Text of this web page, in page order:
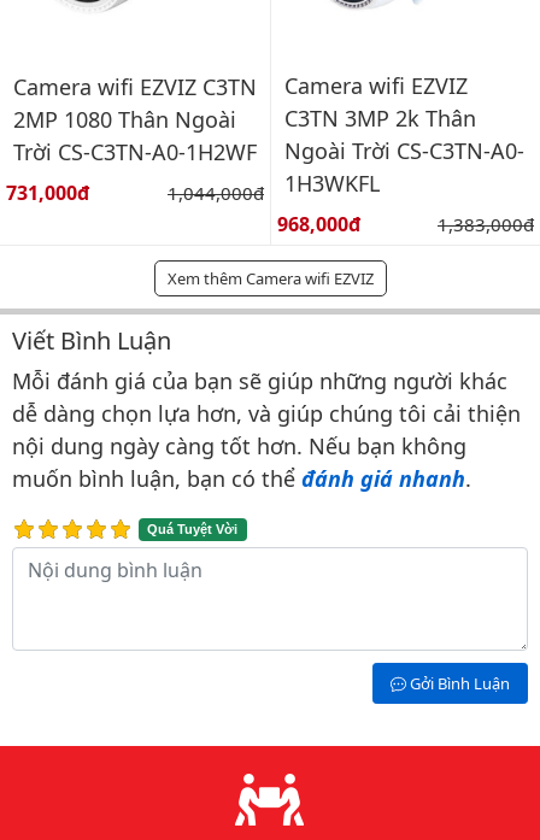
Camera wifi EZVIZ C3TN
2MP 1080 Thân Ngoài
Trời CS-C3TN-A0-1H2WF
Giá bán:
731,000đ Giá gốc:
1,044,000đ
Camera wifi EZVIZ
C3TN 3MP 2k Thân
Ngoài Trời CS-C3TN-A0-
1H3WKFL
Giá bán:
968,000đ Giá gốc:
1,383,000đ
Xem thêm Camera wifi EZVIZ
Bình luận & Đánh giá
Viết Bình Luận
Mỗi đánh giá của bạn sẽ giúp những người khác
dễ dàng chọn lựa hơn, và giúp chúng tôi cải thiện
nội dung ngày càng tốt hơn. Nếu bạn không
muốn bình luận, bạn có thể đánh giá nhanh.
Quá Tuyệt Vời
Nội dung bình luận
Gởi Bình Luận
Lý do chọn chúng tôi